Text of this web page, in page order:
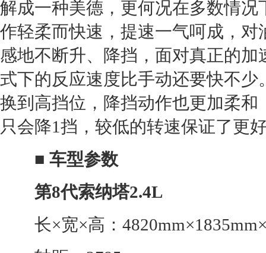
解成一种美德，更何况在多数情
作轻柔而快速，提速一气呵成，
感地不断升、降挡，面对真正的
式下的反应速度比手动还要快不少
换到高挡位，降挡动作也更加柔
只会降1挡，较低的转速保证了更
■ 车型参数
第8代索纳塔2.4L
长×宽×高：